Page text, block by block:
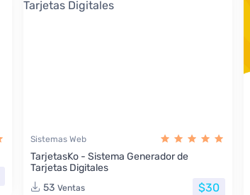
Sistemas Web
TarjetasKo - Sistema Generador de
Tarjetas Digitales
53 Ventas $30